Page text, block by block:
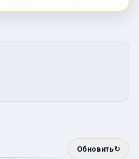
Обновить↻